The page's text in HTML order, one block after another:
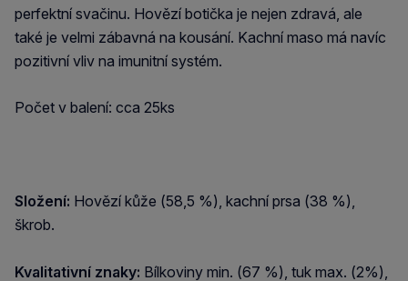
perfektní svačinu. Hovězí botička je nejen zdravá, ale
také je velmi zábavná na kousání. Kachní maso má navíc
pozitivní vliv na imunitní systém.
Počet v balení: cca 25ks
Složení: Hovězí kůže (58,5 %), kachní prsa (38 %),
škrob.
Kvalitativní znaky: Bílkoviny min. (67 %), tuk max. (2%),